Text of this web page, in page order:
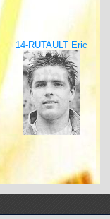
14-RUTAULT Eric